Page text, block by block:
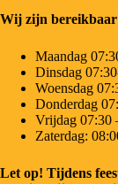
Wij zijn
Maandag
Dinsdag
Woensdag
Donderdag
Vrijdag 07:30
Zaterdag:
Let op! Tijdens